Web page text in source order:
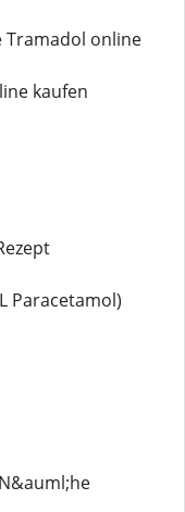
Tramadol online
kaufen
Paracetamol)